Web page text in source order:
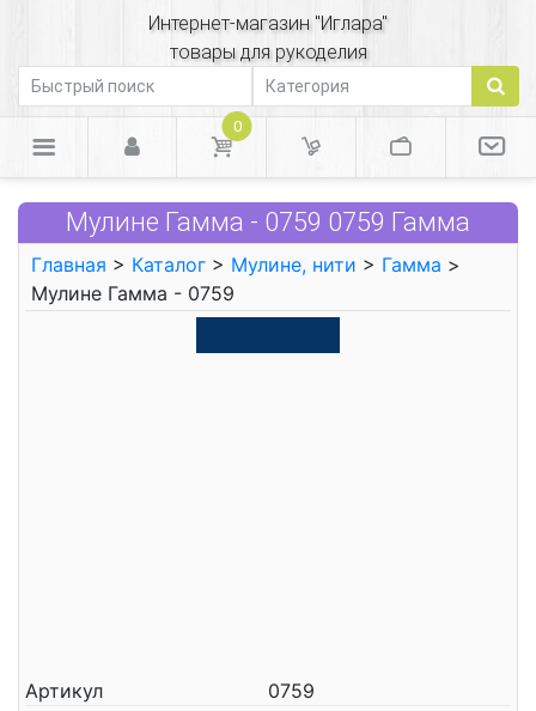
Интернет-магазин "Иглара"
товары для рукоделия
0
Мулине Гамма - 0759 0759 Гамма
Главная > Каталог > Мулине, нити > Гамма >
Мулине Гамма - 0759
Артикул
0759